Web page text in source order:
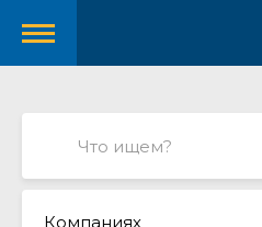
Компаниях